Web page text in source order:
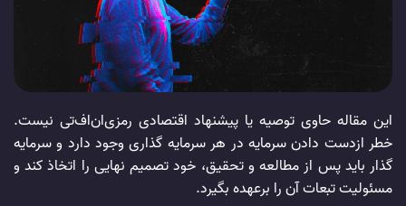
این مقاله حاوی توصیه یا پیشنهاد اقتصادی رمزی‌ان‌اف‌‌تی نیست.
خطر از‌دست دادن سرمایه در هر سرمایه گذاری وجود دارد و سرمایه
گذار باید پس از مطالعه و تحقیق، خود تصمیم نهایی را اتخاذ کند و
مسئولیت تبعات آن را بر‌عهده بگیرد.